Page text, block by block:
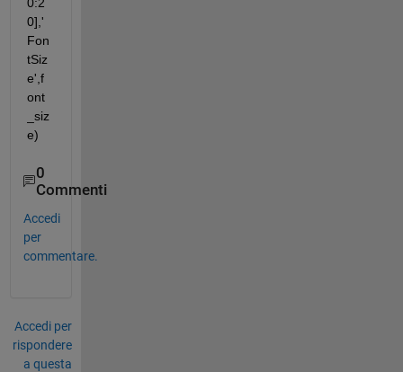
0],'
Fon
tSiz
e',f
ont
_siz
e)
0
Commenti
Accedi
per
commentare.
Accedi per
rispondere
a questa